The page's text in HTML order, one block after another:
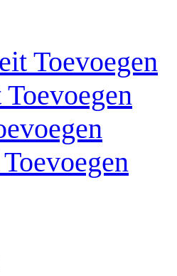
Toevoegen
Toevoegen